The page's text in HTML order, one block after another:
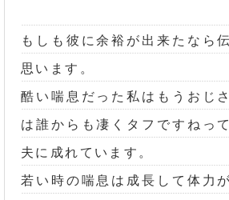
もしも彼に余裕が出来たなら
思います。
酷い喘息だった私はもうおじ
は誰からも凄くタフですねっ
夫に成れています。
若い時の喘息は成長して体力